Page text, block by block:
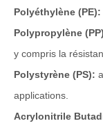
Polyéthylène (PE):
Polypropylène
y compris la
Polystyrène (PS):
applications.
Acrylonitrile